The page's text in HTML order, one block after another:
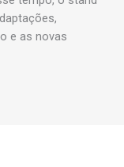
e as novas